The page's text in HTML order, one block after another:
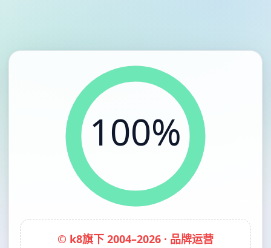
100%
© k8旗下 2004–2026 · 品牌运营